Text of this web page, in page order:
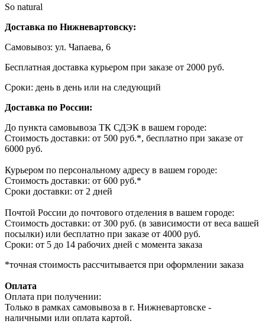
So natural
Доставка по Нижневартовску:
Самовывоз: ул. Чапаева, 6
Бесплатная доставка курьером при заказе от 2000 руб.
Сроки: день в день или на следующий
Доставка по России:
До пункта самовывоза ТК СДЭК в вашем городе:
Стоимость доставки: от 500 руб.*, бесплатно при заказе от
6000 руб.
Курьером по персональному адресу в вашем городе:
Стоимость доставки: от 600 руб.*
Сроки доставки: от 2 дней
Почтой России до почтового отделения в вашем городе:
Стоимость доставки: от 300 руб. (в зависимости от веса вашей
посылки) или бесплатно при заказе от 4000 руб.
Сроки: от 5 до 14 рабочих дней с момента заказа
*точная стоимость рассчитывается при оформлении заказа
Оплата
Оплата при получении:
Только в рамках самовывоза в г. Нижневартовске -
наличными или оплата картой.